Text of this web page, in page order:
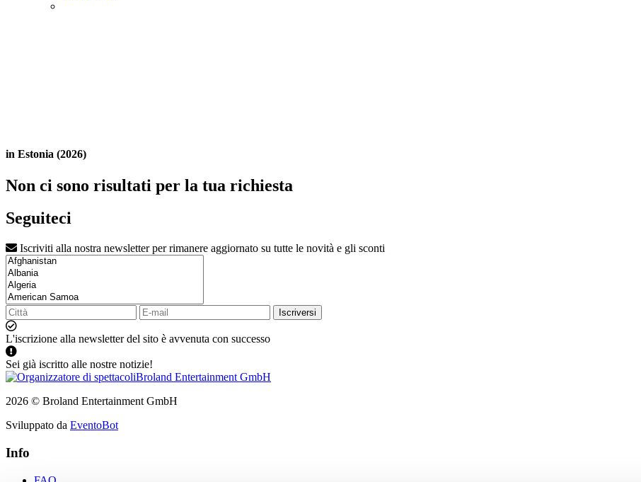
in Estonia (2026)
Non ci sono risultati per la tua richiesta
Seguiteci
Iscriviti alla nostra newsletter per rimanere aggiornato su tutte le novità e gli sconti
Iscriversi
L'iscrizione alla newsletter del sito è avvenuta con successo
Sei già iscritto alle nostre notizie!
2026 © Broland Entertainment GmbH
Sviluppato da EventoBot
Info